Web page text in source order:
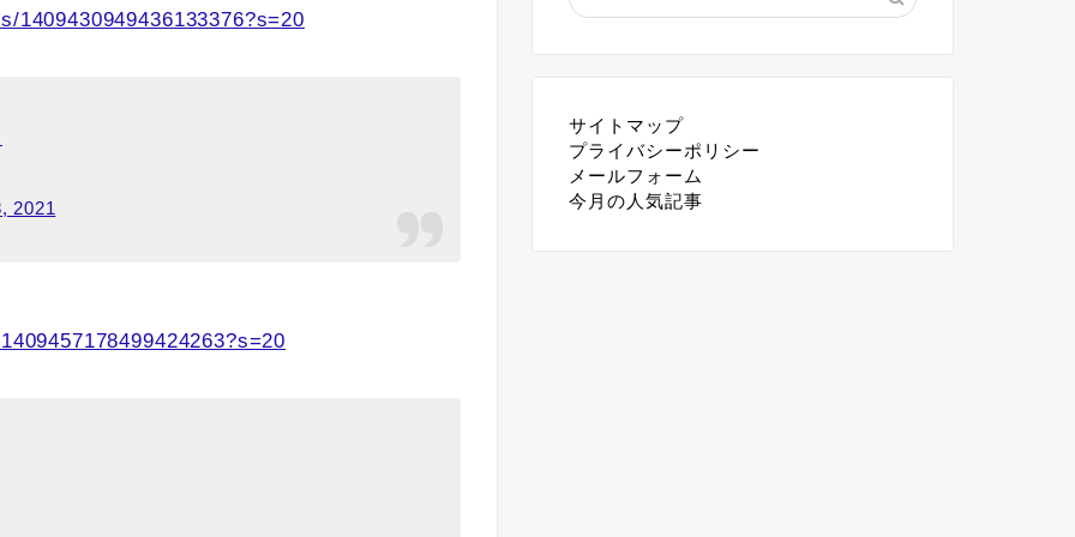
1409430949436133376?s=20
2021
サイトマップ
プライバシーポリシー
メールフォーム
今月の人気記事